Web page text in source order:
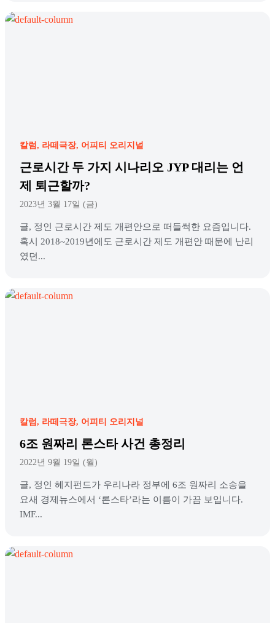
칼럼 라떼극장 어피티 오리지널
근로시간 두 가지 시나리오 JYP 대리는 언
제 퇴근할까?
2023년 3월 17일 (금)
글, 정인 근로시간 제도 개편안으로 떠들썩한 요즘입니다.
혹시 2018~2019년에도 근로시간 제도 개편안 때문에 난리
였던...
칼럼 라떼극장 어피티 오리지널
6조 원짜리 론스타 사건 총정리
2022년 9월 19일 (월)
글, 정인 헤지펀드가 우리나라 정부에 6조 원짜리 소송을
요새 경제뉴스에서 ‘론스타’라는 이름이 가끔 보입니다.
IMF...